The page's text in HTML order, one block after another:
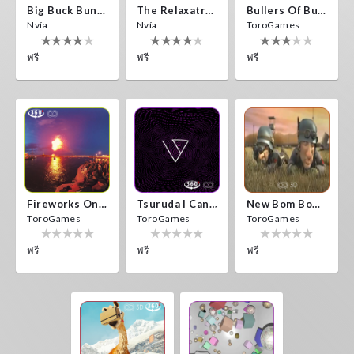
Big Buck Bunny
Nvía
ฟรี
The Relaxatron
Nvía
ฟรี
Bullers Of Buchan Aberdeen
ToroGames
ฟรี
Fireworks On Victory Day
ToroGames
ฟรี
Tsuruda I Can Get Really Crazy
ToroGames
ฟรี
New Bom Bom Vr SBS 2020
ToroGames
ฟรี